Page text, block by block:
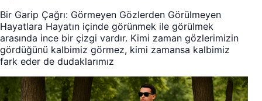
Bir Garip Çağrı: Görmeyen Gözlerden Görülmeyen
Hayatlara Hayatın içinde görünmek ile görülmek
arasında ince bir çizgi vardır. Kimi zaman gözlerimizin
gördüğünü kalbimiz görmez, kimi zamansa kalbimiz
fark eder de dudaklarımız